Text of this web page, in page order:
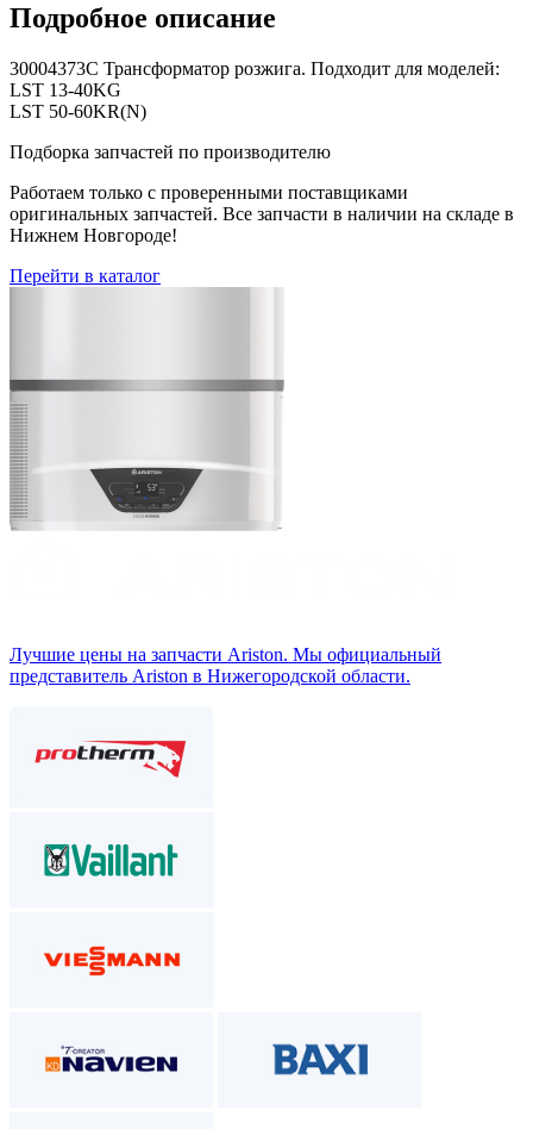
Подробное описание
30004373C Трансформатор розжига. Подходит для моделей:
LST 13-40KG
LST 50-60KR(N)
Подборка запчастей по производителю
Работаем только с проверенными поставщиками
оригинальных запчастей. Все запчасти в наличии на складе в
Нижнем Новгороде!
Перейти в каталог
Лучшие цены на запчасти Аriston. Мы официальный
представитель Ariston в Нижегородской области.